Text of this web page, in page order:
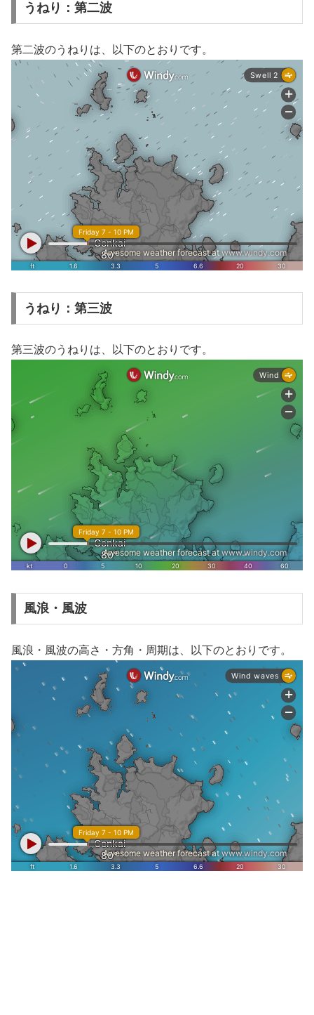
うねり：第二波
第二波のうねりは、以下のとおりです。
うねり：第三波
第三波のうねりは、以下のとおりです。
風浪・風波
風浪・風波の高さ・方角・周期は、以下のとおりです。